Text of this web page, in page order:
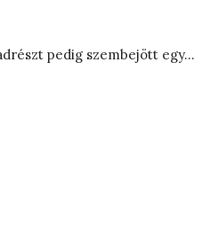
pedig szembejött egy…